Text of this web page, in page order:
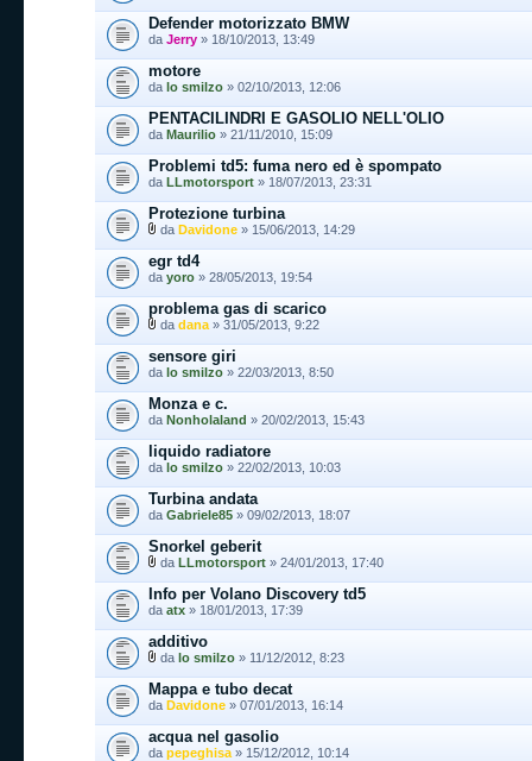
Defender motorizzato BMW
da Jerry » 18/10/2013, 13:49
motore
da lo smilzo » 02/10/2013, 12:06
PENTACILINDRI E GASOLIO NELL'OLIO
da Maurilio » 21/11/2010, 15:09
Problemi td5: fuma nero ed è spompato
da LLmotorsport » 18/07/2013, 23:31
Protezione turbina
da Davidone » 15/06/2013, 14:29
egr td4
da yoro » 28/05/2013, 19:54
problema gas di scarico
da dana » 31/05/2013, 9:22
sensore giri
da lo smilzo » 22/03/2013, 8:50
Monza e c.
da Nonholaland » 20/02/2013, 15:43
liquido radiatore
da lo smilzo » 22/02/2013, 10:03
Turbina andata
da Gabriele85 » 09/02/2013, 18:07
Snorkel geberit
da LLmotorsport » 24/01/2013, 17:40
Info per Volano Discovery td5
da atx » 18/01/2013, 17:39
additivo
da lo smilzo » 11/12/2012, 8:23
Mappa e tubo decat
da Davidone » 07/01/2013, 16:14
acqua nel gasolio
da pepeghisa » 15/12/2012, 10:14